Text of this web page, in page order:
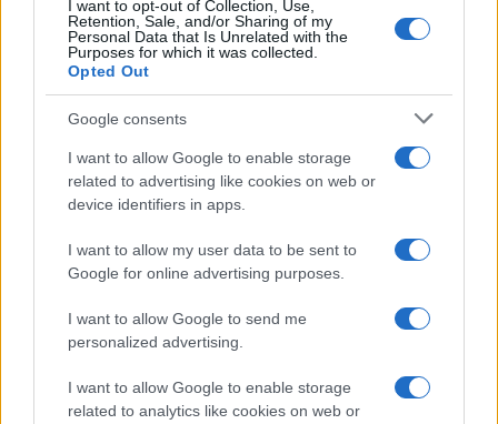
I want to opt-out of Collection, Use,
Retention, Sale, and/or Sharing of my
Personal Data that Is Unrelated with the
Purposes for which it was collected.
Opted Out
Google consents
I want to allow Google to enable storage
related to advertising like cookies on web or
device identifiers in apps.
I want to allow my user data to be sent to
Google for online advertising purposes.
I want to allow Google to send me
personalized advertising.
I want to allow Google to enable storage
related to analytics like cookies on web or
Paolo Pinna
Martina Agostina Diturco
I nostri cari
I nostri cari